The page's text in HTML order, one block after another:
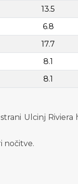
13.5
6.8
17.7
8.1
8.1
Ulcinj Riviera
nočitve.